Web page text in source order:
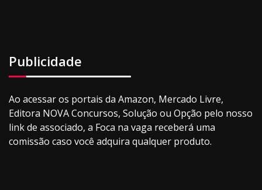
Publicidade
Ao acessar os portais da Amazon, Mercado Livre,
Editora NOVA Concursos, Solução ou Opção pelo nosso
link de associado, a Foca na vaga receberá uma
comissão caso você adquira qualquer produto.